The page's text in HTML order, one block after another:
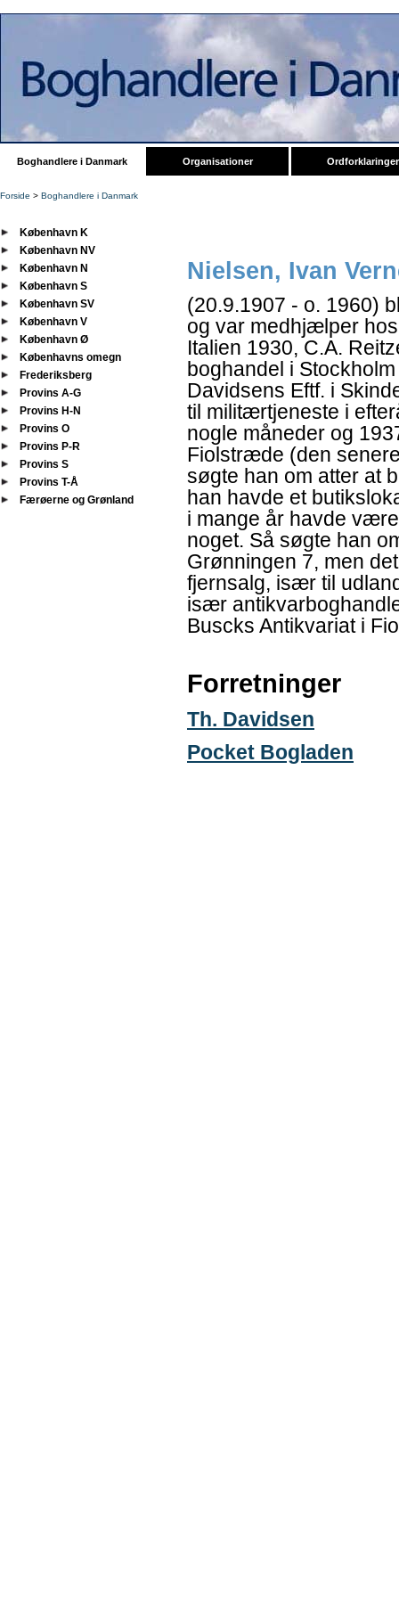
Boghandlere i Danmark Organisationer Ordforklaringer
Forside > Boghandlere i Danmark
København K
København NV
København N
København S
København SV
København V
København Ø
Københavns omegn
Frederiksberg
Provins A-G
Provins H-N
Provins O
Provins P-R
Provins S
Provins T-Å
Færøerne og Grønland
Nielsen, Ivan
(20.9.1907 - o. 1960)
og var medhjælper
Italien 1930, C.A.
boghandel i
Davidsens Eftf. i
til militærtjeneste i
nogle måneder og
Fiolstræde (den
søgte han om atter at
han havde et
i mange år havde
noget. Så søgte han
Grønningen 7, men
fjernsalg, især til
især
Buscks Antikvariat i
Forretninger
Th. Davidsen
Pocket Bogladen